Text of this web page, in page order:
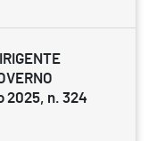
2025, n. 324